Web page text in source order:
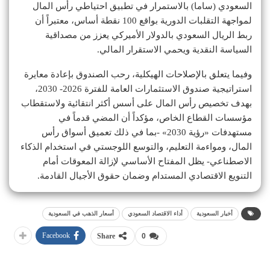
السعودي (ساما) بالاستمرار في تطبيق احتياطي رأس المال
لمواجهة التقلبات الدورية بواقع 100 نقطة أساس، معتبراً أن
ربط الريال السعودي بالدولار الأميركي يعزز من مصداقية
السياسة النقدية ويحمي الاستقرار المالي.
وفيما يتعلق بالإصلاحات الهيكلية، رحب الصندوق بإعادة معايرة
استراتيجية صندوق الاستثمارات العامة للفترة 2026- 2030،
بهدف تخصيص رأس المال على أسس أكثر انتقائية ولاستقطاب
مؤسسات القطاع الخاص، مؤكداً أن المضي قدماً في
مستهدفات «رؤية 2030» -بما في ذلك تعميق أسواق رأس
المال، ومواءمة التعليم، والتوسع اللوجستي في استخدام الذكاء
الاصطناعي- يظل المفتاح الأساسي لإزالة المعوقات أمام
التنويع الاقتصادي المستدام وضمان حقوق الأجيال القادمة.
أخبار السعودية أداء الاقتصاد السعودي أسعار الذهب في السعودية
0
Share
Facebook